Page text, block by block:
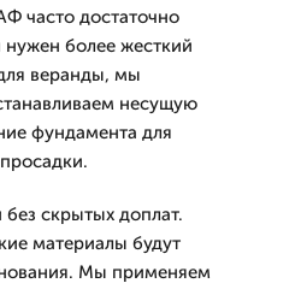
часто достаточно
нужен более жесткий
веранды, мы
несущую
фундамента для
скрытых доплат.
материалы будут
Мы применяем